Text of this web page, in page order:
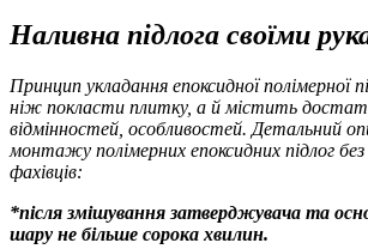
Наливна підлога своїми
Принцип укладання епоксидної полімерної
ніж покласти плитку, а й містить
відмінностей, особливостей. Детальний
монтажу полімерних епоксидних підлог
фахівців:
*після змішування затверджувача та
шару не більше сорока хвилин.